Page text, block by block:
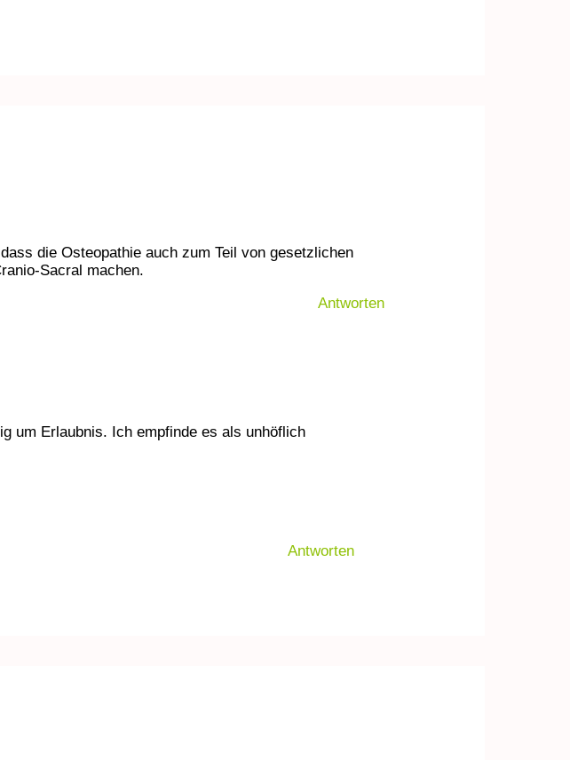
die Osteopathie auch zum Teil von gesetzlichen
Sacral machen.
Antworten
um Erlaubnis. Ich empfinde es als unhöflich
Antworten